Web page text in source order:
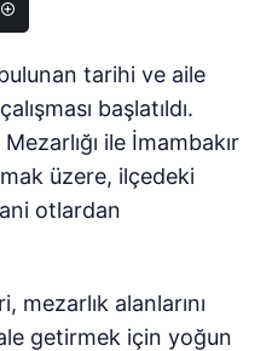
tarihi ve aile
başlatıldı.
ile İmambakır
üzere, ilçedeki
otlardan
mezarlık alanlarını
getirmek için yoğun